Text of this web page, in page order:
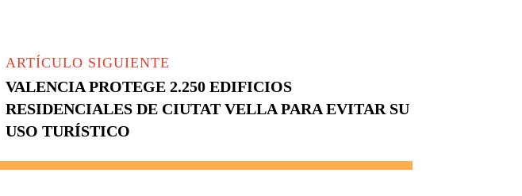
ARTÍCULO SIGUIENTE
VALENCIA PROTEGE 2.250 EDIFICIOS
RESIDENCIALES DE CIUTAT VELLA PARA EVITAR SU
USO TURÍSTICO